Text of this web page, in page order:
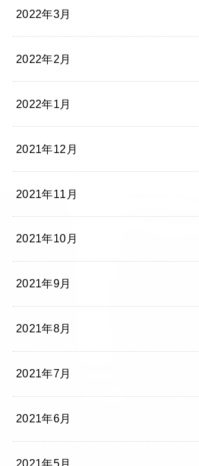
2022年3月
2022年2月
2022年1月
2021年12月
2021年11月
2021年10月
2021年9月
2021年8月
2021年7月
2021年6月
2021年5月